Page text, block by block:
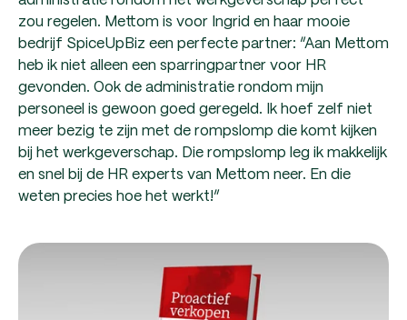
zou regelen. Mettom is voor Ingrid en haar mooie
bedrijf SpiceUpBiz een perfecte partner: “Aan Mettom
heb ik niet alleen een sparringpartner voor HR
gevonden. Ook de administratie rondom mijn
personeel is gewoon goed geregeld. Ik hoef zelf niet
meer bezig te zijn met de rompslomp die komt kijken
bij het werkgeverschap. Die rompslomp leg ik makkelijk
en snel bij de HR experts van Mettom neer. En die
weten precies hoe het werkt!”